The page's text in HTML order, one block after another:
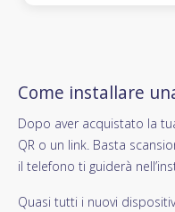
Come installare
Dopo aver acquistato la
QR o un link. Basta
il telefono ti guiderà
Quasi tutti i nuovi